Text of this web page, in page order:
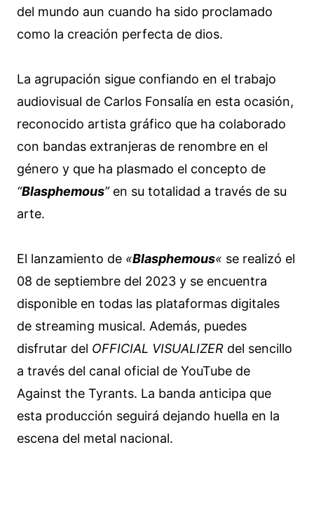
del mundo aun cuando ha sido proclamado
como la creación perfecta de dios.
La agrupación sigue confiando en el trabajo
audiovisual de Carlos Fonsalía en esta ocasión,
reconocido artista gráfico que ha colaborado
con bandas extranjeras de renombre en el
género y que ha plasmado el concepto de
“Blasphemous”en su totalidad a través de su
arte.
El lanzamiento de «Blasphemous« se realizó el
08 de septiembre del 2023 y se encuentra
disponible en todas las plataformas digitales
de streaming musical. Además, puedes
disfrutar del OFFICIAL VISUALIZER del sencillo
a través del canal oficial de YouTube de
Against the Tyrants. La banda anticipa que
esta producción seguirá dejando huella en la
escena del metal nacional.